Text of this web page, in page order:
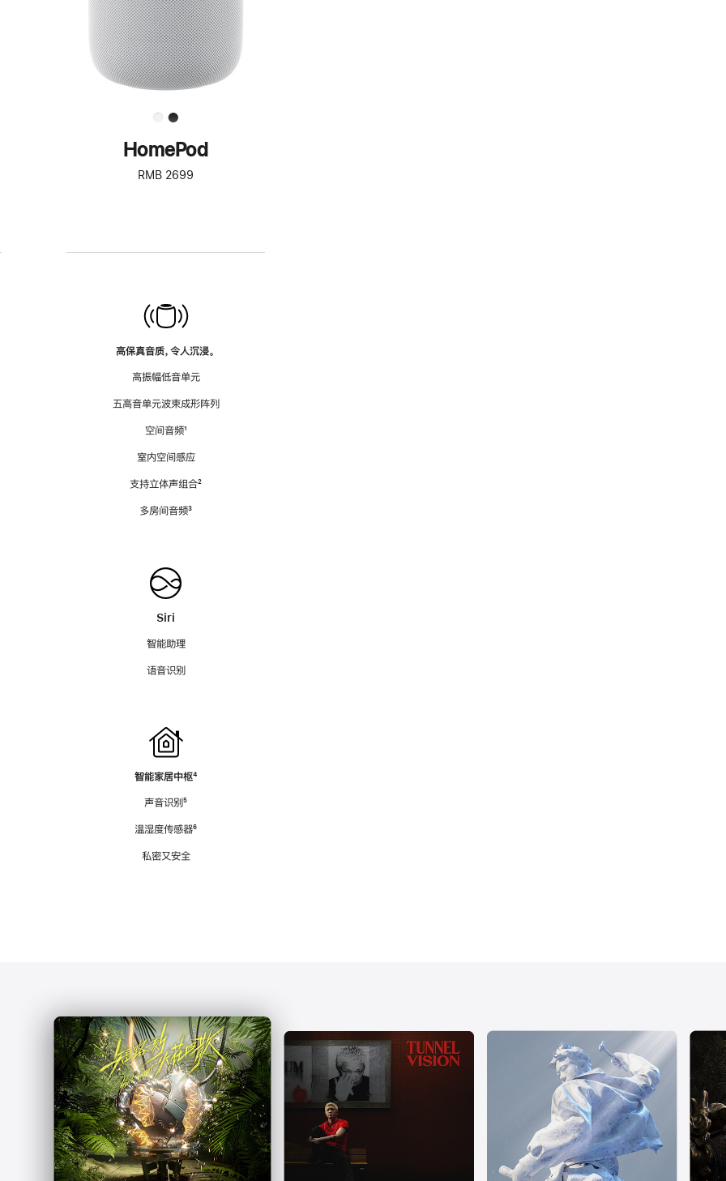
HomePod
RMB 2699
高保真音质，令人沉浸。
高振幅低音单元
五高音单元波束成形阵列
空间音频脚
¹
室内空间感应
支持立体声组合脚
²
多房间音频脚
³
Siri
智能助理
语音识别
智能家居中枢脚
⁴
声音识别脚
⁵
温湿度传感器脚
⁶
私密又安全